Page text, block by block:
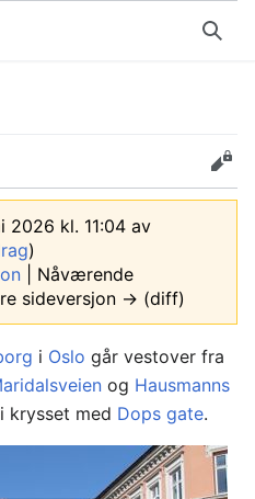
Søk
Rediger
2026 kl. 11:04 av
)
| Nåværende
sideversjon → (diff)
i Oslo går vestover fra
og Hausmanns
i krysset med Dops gate.